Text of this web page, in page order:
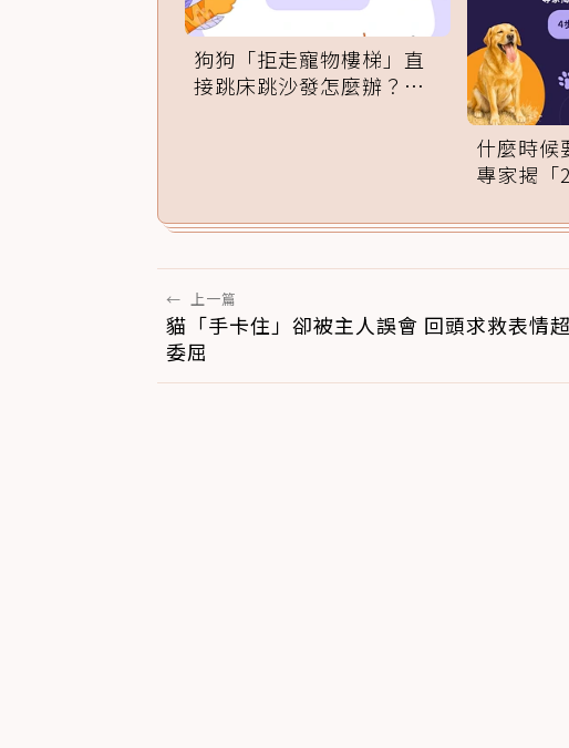
狗狗「拒走寵物樓梯」直
接跳床跳沙發怎麼辦？專
什麼時候
專家揭「
← 上一篇
貓「手卡住」卻被主人誤會 回頭求救表情超
委屈